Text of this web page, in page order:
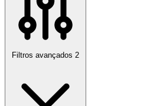
Filtros avançados 2